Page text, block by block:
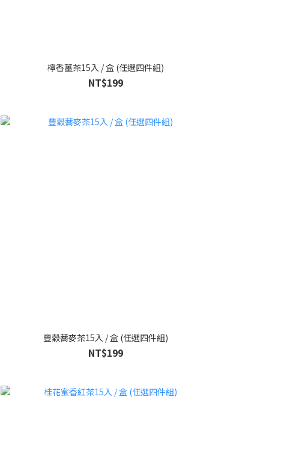
檸香薑茶15入 / 盒 (任選四件組)
NT$199
豐穀蕎麥茶15入 / 盒 (任選四件組)
NT$199